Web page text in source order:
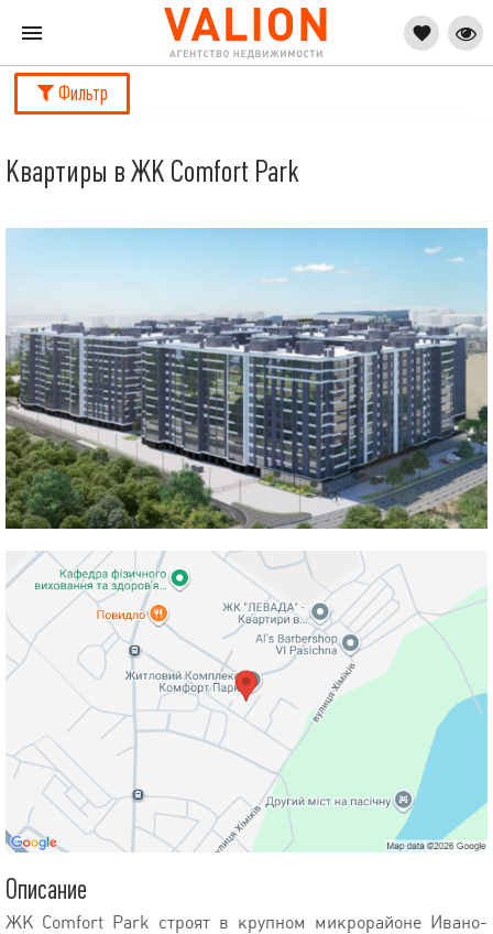
Фильтр
Квартиры в ЖК Comfort Park
Описание
ЖК Comfort Park строят в крупном микрорайоне Ивано-